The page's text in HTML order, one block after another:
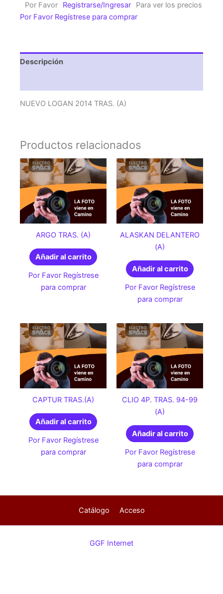
cantidad
Por Favor Registrarse/Ingresar
Para ver los precios
Por Favor Regístrese para comprar
Descripción
NUEVO LOGAN 2014 TRAS. (A)
Productos relacionados
ARGO TRAS. (A)
Añadir al carrito
Por Favor Regístrese
para comprar
ALASKAN DELANTERO
(A)
Añadir al carrito
Por Favor Regístrese
para comprar
CAPTUR TRAS.(A)
Añadir al carrito
Por Favor Regístrese
para comprar
CLIO 4P. TRAS. 94-99
(A)
Añadir al carrito
Por Favor Regístrese
para comprar
Catálogo Acceso
GGF Internet